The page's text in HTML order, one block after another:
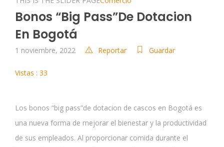
Bonos “big Pass”de Dotacion
En Bogotá
1 noviembre, 2022 Reportar Guardar
Vistas : 33
Los bonos “big pass”de dotacion de cascos en Bogotá es
una nueva forma de mejorar el bienestar y la productividad
de sus empleados. Al proporcionar comida durante el